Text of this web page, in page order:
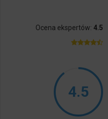
Ocena ekspertów: 4.5
4.5